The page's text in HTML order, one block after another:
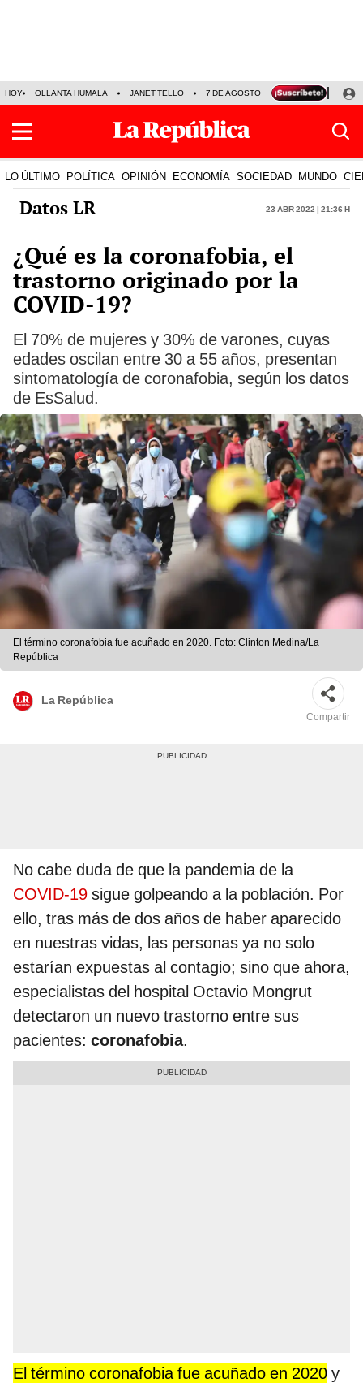
HOY OLLANTA HUMALA JANET TELLO 7 DE AGOSTO TINKA RESULTADOS
LO ÚLTIMO POLÍTICA OPINIÓN ECONOMÍA SOCIEDAD MUNDO
Datos LR 23 Abr 2022 | 21:36 h
¿Qué es la coronafobia, el
trastorno originado por la
COVID-19?
El 70% de mujeres y 30% de varones, cuyas
edades oscilan entre 30 a 55 años, presentan
sintomatología de coronafobia, según los datos
de EsSalud.
El término coronafobia fue acuñado en 2020. Foto: Clinton Medina/La
República
La República
Compartir
No cabe duda de que la pandemia de la
COVID-19 sigue golpeando a la población. Por
ello, tras más de dos años de haber aparecido
en nuestras vidas, las personas ya no solo
estarían expuestas al contagio; sino que ahora,
especialistas del hospital Octavio Mongrut
detectaron un nuevo trastorno entre sus
pacientes: coronafobia.
El término coronafobia fue acuñado en 2020 y